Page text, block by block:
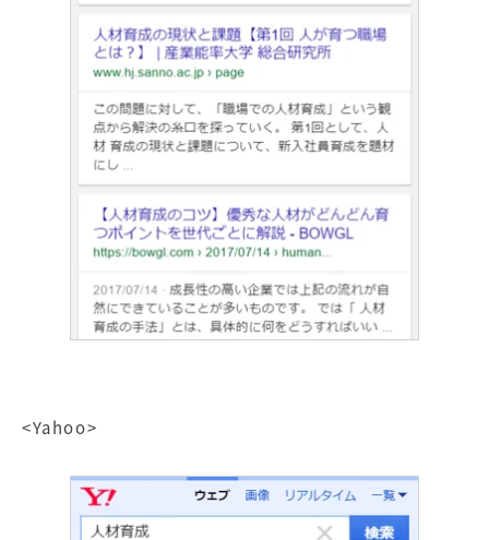
<Yahoo>